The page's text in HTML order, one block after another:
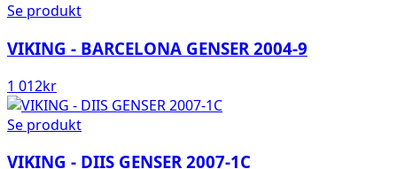
Se produkt
VIKING - BARCELONA GENSER 2004-9
1 012kr
Se produkt
VIKING - DIIS GENSER 2007-1C